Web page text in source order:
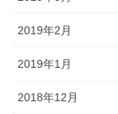
2019年2月
2019年1月
2018年12月